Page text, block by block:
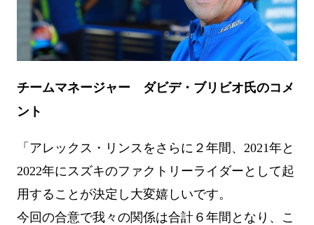
チームマネージャー ダビデ・ブリビオ氏のコメ
ント
「アレックス・リンスをさらに２年間、2021年と
2022年にスズキのファクトリーライダーとして起
用することが決定し大変嬉しいです。
今回の合意で我々の関係は合計６年間となり、こ